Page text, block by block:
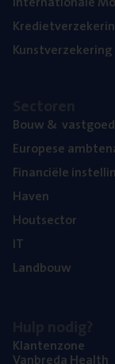
Kunst­ver­ze­ke­ring
Bouw& vastgoed
Euro­pe­se
Finan­ci­ë­le
Haven
Hout­sec­tor
IT
Land­bouw
Klan­ten­zo­ne
Van­b­re­da Health